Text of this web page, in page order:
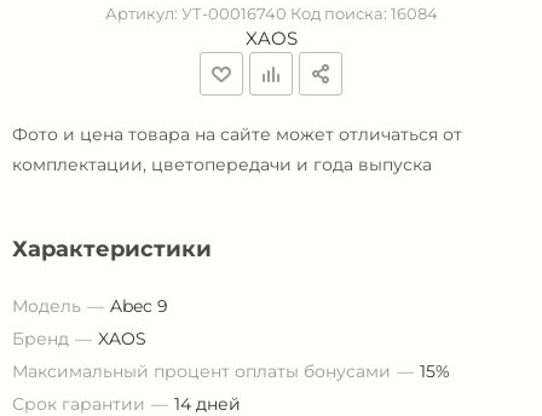
Артикул: УТ-00016740 Код поиска: 16084
XAOS
Фото и цена товара на сайте может отличаться от
комплектации, цветопередачи и года выпуска
Характеристики
Модель
Abec 9
Бренд
XAOS
Максимальный процент оплаты бонусами
15%
Срок гарантии
14 дней